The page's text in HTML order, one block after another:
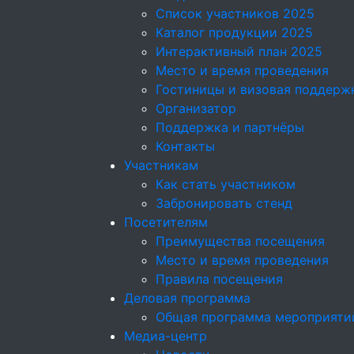
Список участников 2025
Каталог продукции 2025
Интерактивный план 2025
Место и время проведения
Гостиницы и визовая
Организатор
Поддержка и партнёры
Контакты
Участникам
Как стать участником
Забронировать стенд
Посетителям
Преимущества посещения
Место и время проведения
Правила посещения
Деловая программа
Общая программа
Медиа-центр